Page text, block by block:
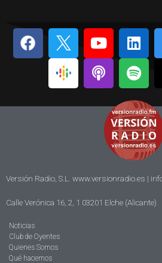
Versión Radio, S.L. www.versionradio.es |
Calle Verónica 16, 2, 1 03201 Elche (Alicante)
Noticias
Club de Oyentes
Quienes Somos
Qué hacemos